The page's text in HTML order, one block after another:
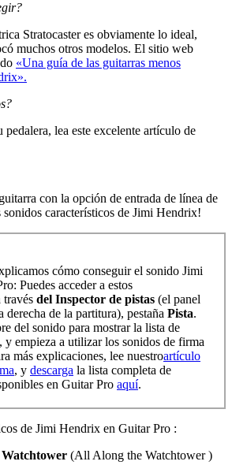
Stratocaster es obviamente lo ideal,
muchos otros modelos. El sitio web
«Una guía de las guitarras menos
pedalera, lea este excelente artículo de
con la opción de entrada de línea de
característicos de Jimi Hendrix!
cómo conseguir el sonido Jimi
Puedes acceder a estos
través del Inspector de pistas (el panel
derecha de la partitura), pestaña Pista.
del sonido para mostrar la lista de
y empieza a utilizar los sonidos de firma
más explicaciones, lee nuestroartículo
, y descarga la lista completa de
en Guitar Pro aquí.
de Jimi Hendrix en Guitar Pro :
Watchtower (All Along the Watchtower )